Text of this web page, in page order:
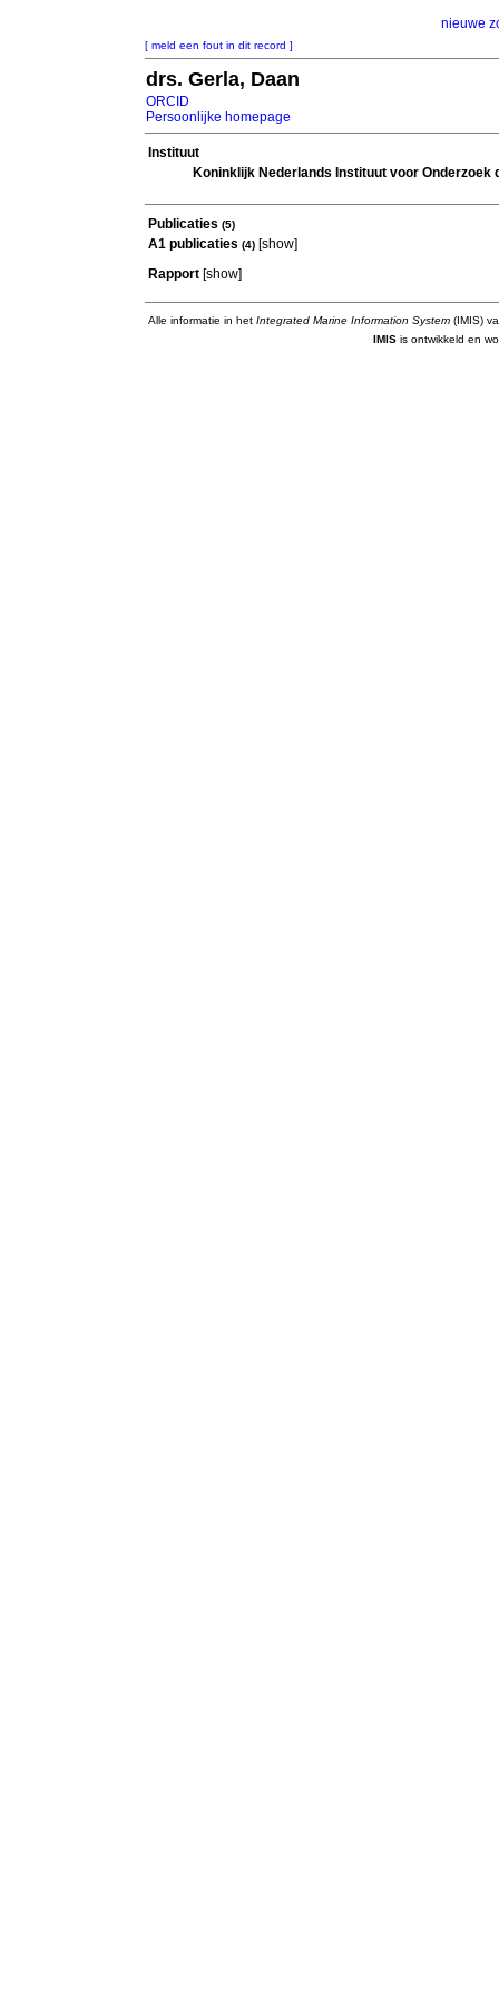
nieuwe
[ meld een fout in dit record ]
drs. Gerla, Daan
ORCID
Persoonlijke homepage
Instituut
Koninklijk Nederlands Instituut voor Onderzoek
Publicaties (5)
A1 publicaties (4) [show]
Rapport [show]
Alle informatie in het Integrated Marine Information System (IMIS)
IMIS is ontwikkeld en